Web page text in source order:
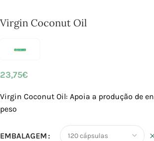
Virgin Coconut Oil
23,75€
Virgin Coconut Oil: Apoia a produção de
peso
EMBALAGEM